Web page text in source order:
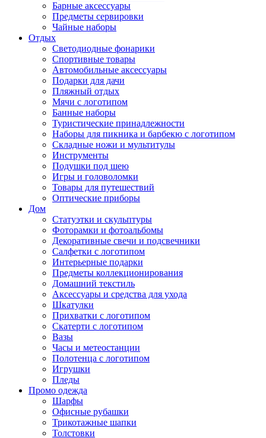
Барные аксессуары
Предметы сервировки
Чайные наборы
Отдых
Светодиодные фонарики
Спортивные товары
Автомобильные аксессуары
Подарки для дачи
Пляжный отдых
Мячи с логотипом
Банные наборы
Туристические принадлежности
Наборы для пикника и барбекю с логотипом
Складные ножи и мультитулы
Инструменты
Подушки под шею
Игры и головоломки
Товары для путешествий
Оптические приборы
Дом
Статуэтки и скульптуры
Фоторамки и фотоальбомы
Декоративные свечи и подсвечники
Салфетки с логотипом
Интерьерные подарки
Предметы коллекционирования
Домашний текстиль
Аксессуары и средства для ухода
Шкатулки
Прихватки с логотипом
Скатерти с логотипом
Вазы
Часы и метеостанции
Полотенца с логотипом
Игрушки
Пледы
Промо одежда
Шарфы
Офисные рубашки
Трикотажные шапки
Толстовки